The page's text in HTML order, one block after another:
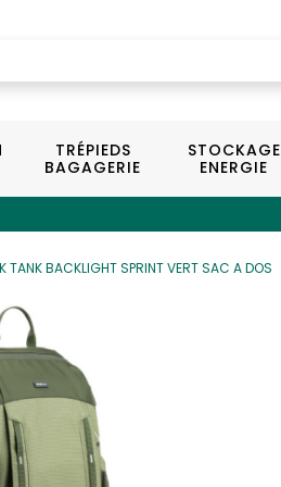
TRÉPIEDS
BAGAGERIE
STOCKAGE
ENERGIE
TANK BACKLIGHT SPRINT VERT SAC A DOS